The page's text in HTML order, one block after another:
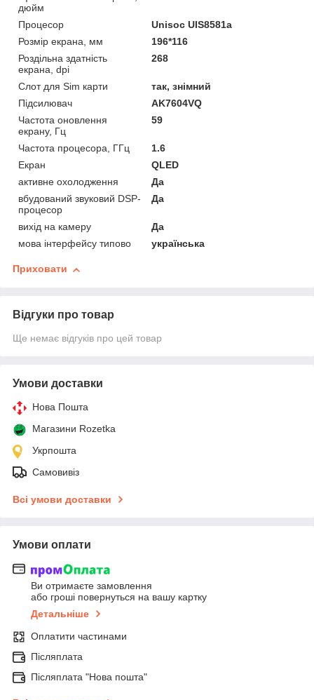
дюйм
Процесор
Unisoc UIS8581a
Розмір екрана, мм
196*116
Роздільна здатність
екрана, dpi
268
Слот для Sim карти
так, знімний
Підсилювач
AK7604VQ
Частота оновлення
екрану, Гц
59
Частота процесора, ГГц
1.6
Екран
QLED
активне охолодження
Да
вбудований звуковий DSP-
процесор
Да
вихід на камеру
Да
мова інтерфейсу типово
українська
Приховати
Відгуки про товар
Ще немає відгуків про цей товар
Умови доставки
Нова Пошта
Магазини Rozetka
Укрпошта
Самовивіз
Всі умови доставки
Умови оплати
Ви отримаєте замовлення
або гроші повернуться на вашу картку
Детальніше
Оплатити частинами
Післяплата
Післяплата "Нова пошта"